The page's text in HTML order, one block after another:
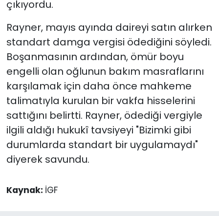
çıkıyordu.
Rayner, mayıs ayında daireyi satın alırken
standart damga vergisi ödediğini söyledi.
Boşanmasının ardından, ömür boyu
engelli olan oğlunun bakım masraflarını
karşılamak için daha önce mahkeme
talimatıyla kurulan bir vakfa hisselerini
sattığını belirtti. Rayner, ödediği vergiyle
ilgili aldığı hukukî tavsiyeyi "Bizimki gibi
durumlarda standart bir uygulamaydı"
diyerek savundu.
Kaynak: İGF